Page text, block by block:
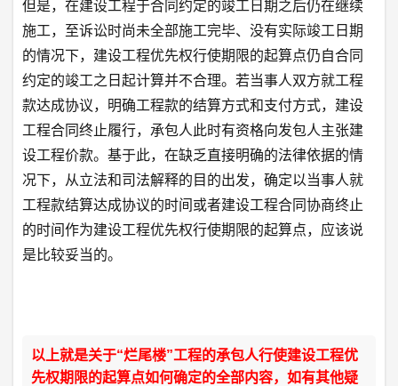
但是，在建设工程于合同约定的竣工日期之后仍在继续
施工，至诉讼时尚未全部施工完毕、没有实际竣工日期
的情况下，建设工程优先权行使期限的起算点仍自合同
约定的竣工之日起计算并不合理。若当事人双方就工程
款达成协议，明确工程款的结算方式和支付方式，建设
工程合同终止履行，承包人此时有资格向发包人主张建
设工程价款。基于此，在缺乏直接明确的法律依据的情
况下，从立法和司法解释的目的出发，确定以当事人就
工程款结算达成协议的时间或者建设工程合同协商终止
的时间作为建设工程优先权行使期限的起算点，应该说
是比较妥当的。
以上就是关于“烂尾楼”工程的承包人行使建设工程优
先权期限的起算点如何确定的全部内容，如有其他疑